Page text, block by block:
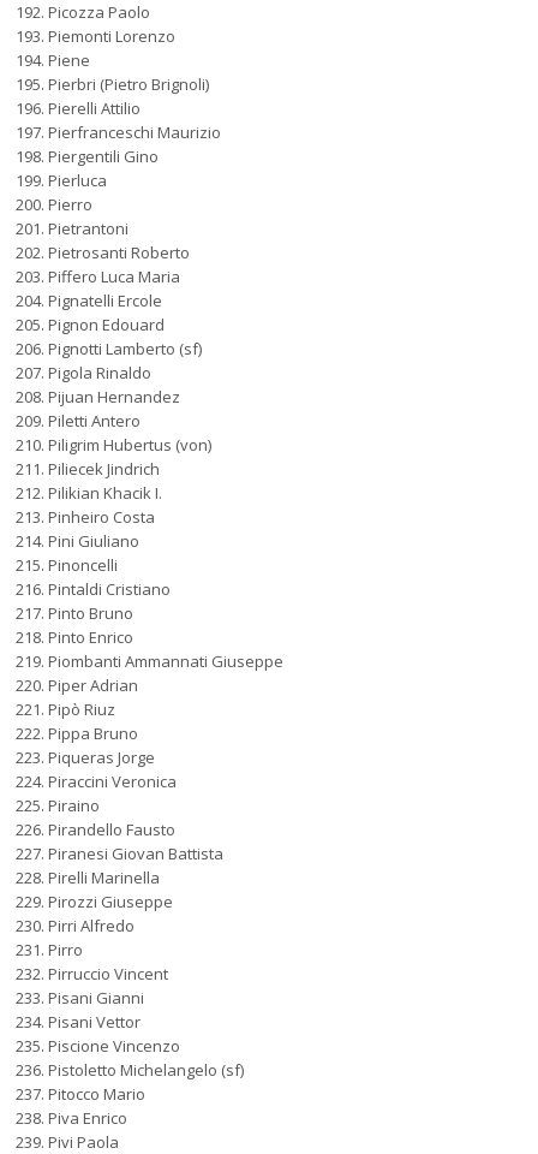
Picozza Paolo
Piemonti Lorenzo
Piene
Pierbri (Pietro Brignoli)
Pierelli Attilio
Pierfranceschi Maurizio
Piergentili Gino
Pierluca
Pierro
Pietrantoni
Pietrosanti Roberto
Piffero Luca Maria
Pignatelli Ercole
Pignon Edouard
Pignotti Lamberto (sf)
Pigola Rinaldo
Pijuan Hernandez
Piletti Antero
Piligrim Hubertus (von)
Piliecek Jindrich
Pilikian Khacik I.
Pinheiro Costa
Pini Giuliano
Pinoncelli
Pintaldi Cristiano
Pinto Bruno
Pinto Enrico
Piombanti Ammannati Giuseppe
Piper Adrian
Pipò Riuz
Pippa Bruno
Piqueras Jorge
Piraccini Veronica
Piraino
Pirandello Fausto
Piranesi Giovan Battista
Pirelli Marinella
Pirozzi Giuseppe
Pirri Alfredo
Pirro
Pirruccio Vincent
Pisani Gianni
Pisani Vettor
Piscione Vincenzo
Pistoletto Michelangelo (sf)
Pitocco Mario
Piva Enrico
Pivi Paola